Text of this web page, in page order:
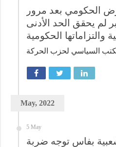
الحكومي بعد مرور
8 شتنبر لم يحقق الحد الأدنى
والتزاماتها الحكومية
May, 2022
5 May
بفاس توجه ضربة